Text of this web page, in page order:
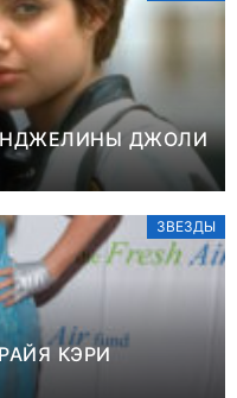
ДЖОЛИ
ЗВЕЗДЫ
КЭРИ